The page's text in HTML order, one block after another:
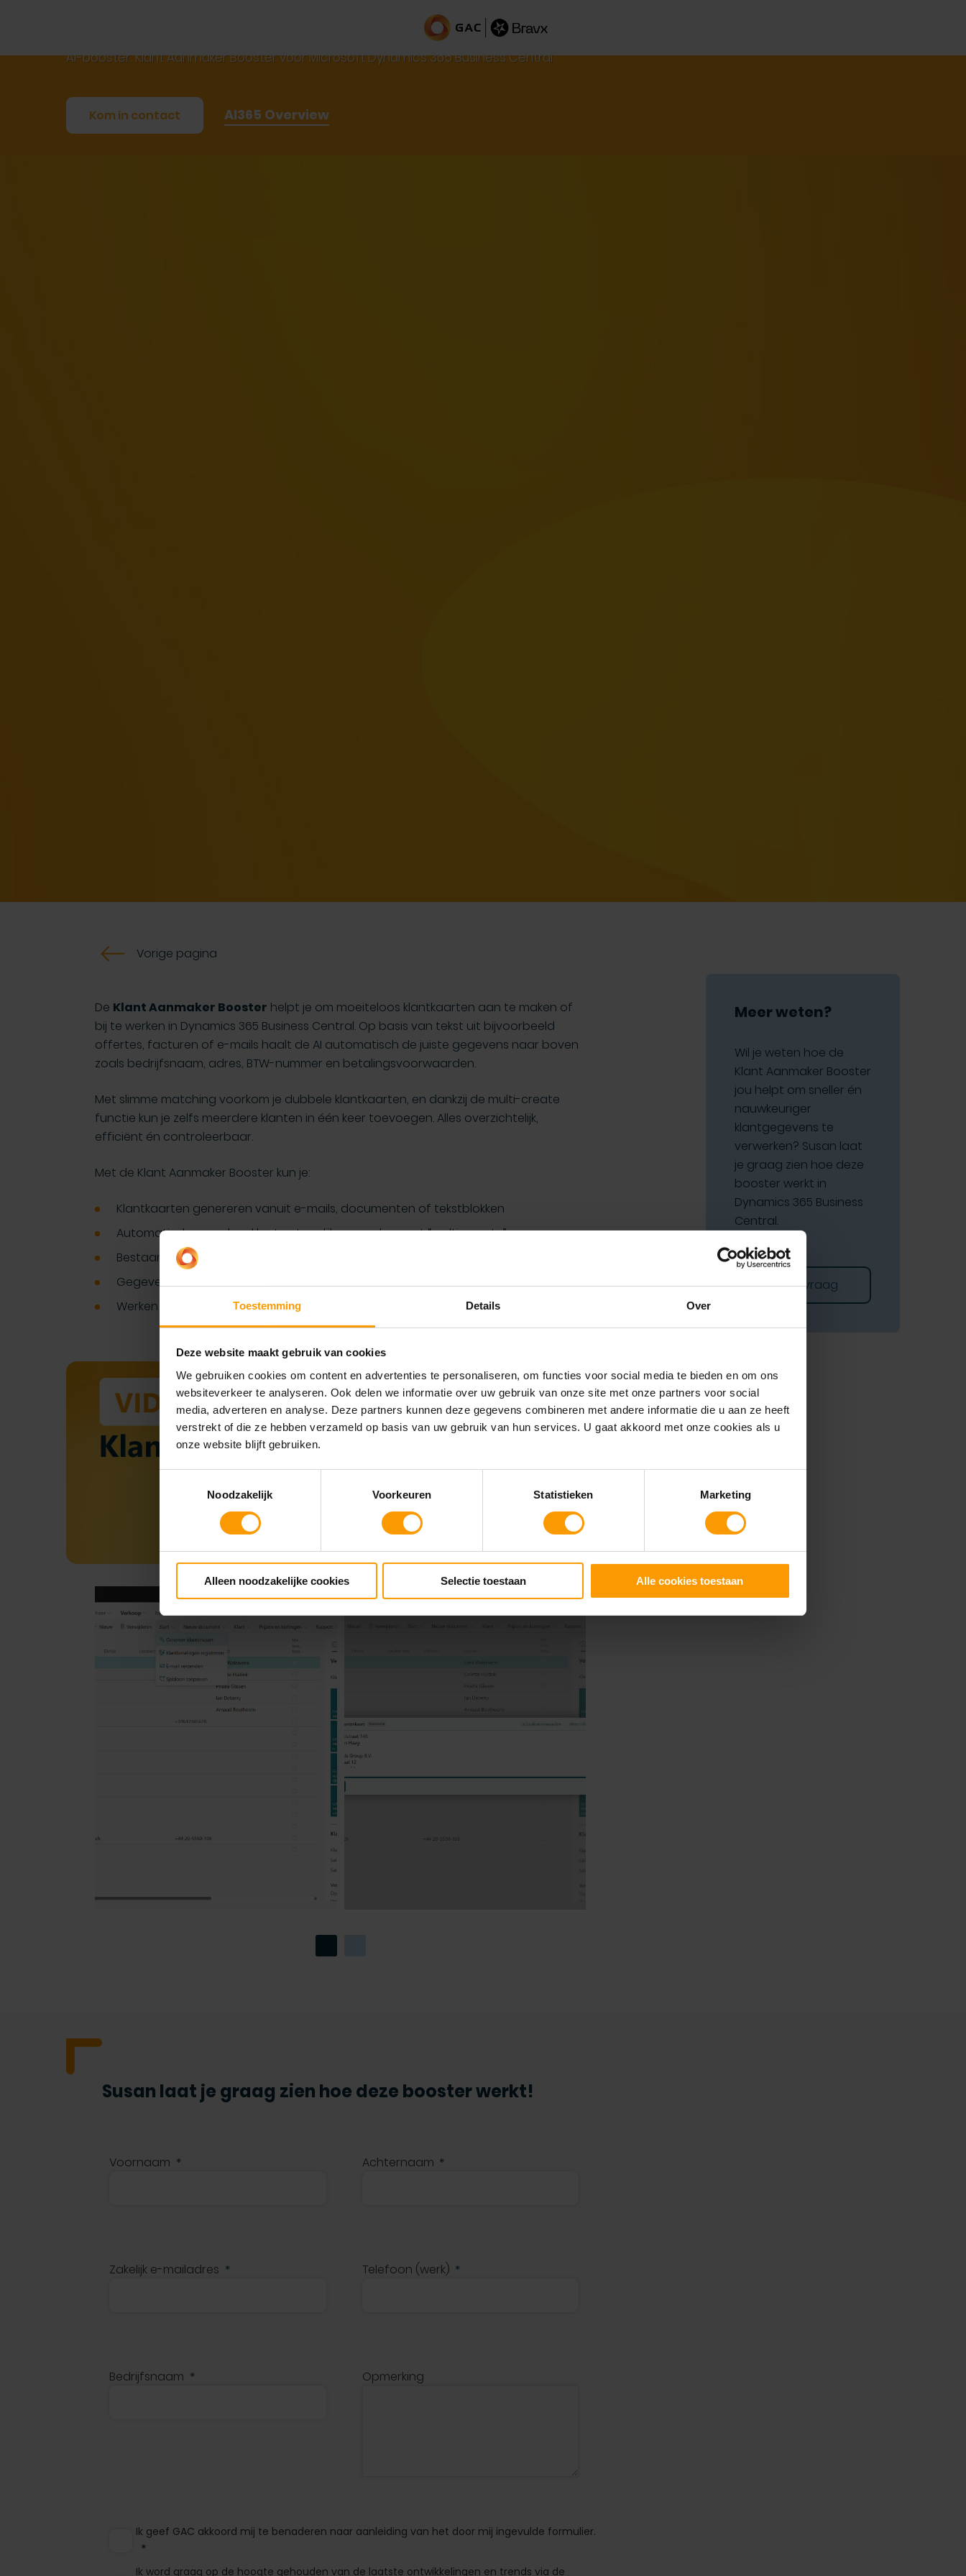
Toestemming Details Over
Deze website maakt gebruik van cookies
We gebruiken cookies om content en advertenties te personaliseren, om functies voor social media te bieden en om ons
websiteverkeer te analyseren. Ook delen we informatie over uw gebruik van onze site met onze partners voor social
media, adverteren en analyse. Deze partners kunnen deze gegevens combineren met andere informatie die u aan ze heeft
verstrekt of die ze hebben verzameld op basis van uw gebruik van hun services. U gaat akkoord met onze cookies als u
onze website blijft gebruiken.
Noodzakelijk
Voorkeuren Statistieken Marketing
Alleen noodzakelijke cookies Selectie toestaan Alle cookies toestaan
AI-booster: Klant Aanmaker Booster voor Microsoft Dynamics 365 Business Central
Kom in contact AI365 Overview
Vorige pagina
De Klant Aanmaker Booster helpt je om moeiteloos klantkaarten aan te maken of
bij te werken in Dynamics 365 Business Central. Op basis van tekst uit bijvoorbeeld
offertes, facturen of e-mails haalt de AI automatisch de juiste gegevens naar boven
zoals bedrijfsnaam, adres, BTW-nummer en betalingsvoorwaarden.
Met slimme matching voorkom je dubbele klantkaarten, en dankzij de multi-create
functie kun je zelfs meerdere klanten in één keer toevoegen. Alles overzichtelijk,
efficiënt én controleerbaar.
Met de Klant Aanmaker Booster kun je:
Klantkaarten genereren vanuit e-mails, documenten of tekstblokken
Automatisch meerdere klanten tegelijk aanmaken met “multi-create”
Bestaande klanten herkennen via matching en bijwerken waar nodig
Gegevens controleren, aanpassen en pas daarna definitief opslaan
Werken met complete, betrouwbare data in je systeem
Meer weten?
Wil je weten hoe de
Klant Aanmaker Booster
jou helpt om sneller én
nauwkeuriger
klantgegevens te
verwerken? Susan laat
je graag zien hoe deze
booster werkt in
Dynamics 365 Business
Central.
Stel je vraag
Susan laat je graag zien hoe deze booster werkt!
Voornaam Achternaam
Zakelijk e-mailadres Telefoon (werk)
Bedrijfsnaam Opmerking
Ik geef GAC akkoord mij te benaderen naar aanleiding van het door mij ingevulde formulier.
Ik word graag op de hoogte gehouden van de laatste ontwikkelingen en trends via de